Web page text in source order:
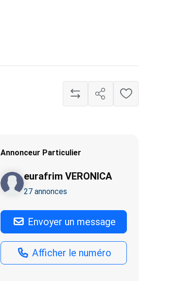
Annonceur Particulier
eurafrim VERONICA
27 annonces
Envoyer un message
Afficher le numéro